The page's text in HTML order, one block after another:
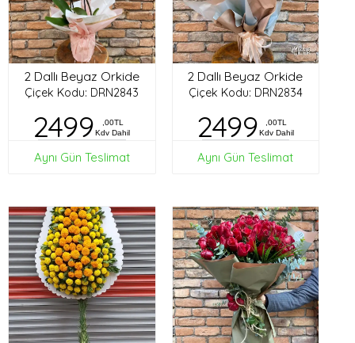
2 Dallı Beyaz Orkide
Çiçek Kodu: DRN2843
2499
,00TL
Kdv Dahil
Aynı Gün Teslimat
2 Dallı Beyaz Orkide
Çiçek Kodu: DRN2834
2499
,00TL
Kdv Dahil
Aynı Gün Teslimat